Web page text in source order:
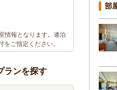
情報となります。連泊
をご指定ください。
ランを探す
部